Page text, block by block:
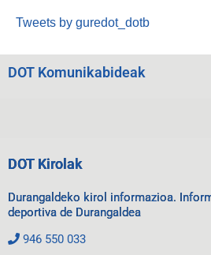
Tweets by guredot_dotb
DOT Komunikabideak
DOT Kirolak
Durangaldeko kirol informazioa.
deportiva de Durangaldea
946 550 033